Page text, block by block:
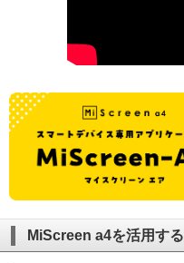
MiScreen a4を活用する